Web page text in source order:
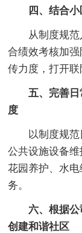
四、结合小
从制度规范
合绩效考核加
传力度，打开联
五、完善日
度
以制度规范日
公共设施设备维
花园养护、水
务。
六、根据公司
创建和谐社区